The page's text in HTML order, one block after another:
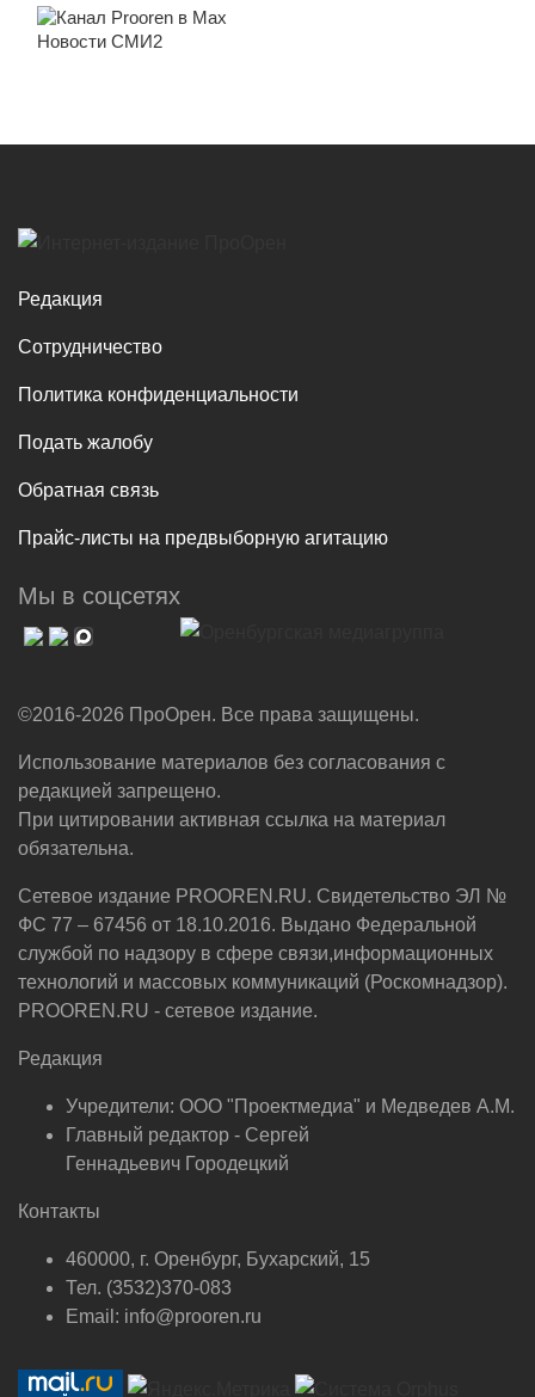
Новости СМИ2
Редакция
Сотрудничество
Политика конфиденциальности
Подать жалобу
Обратная связь
Прайс-листы на предвыборную агитацию
Мы в соцсетях
©2016-2026 ПроОрен. Все права защищены.
Использование материалов без согласования с
редакцией запрещено.
При цитировании активная ссылка на материал
обязательна.
Сетевое издание PROOREN.RU. Свидетельство ЭЛ №
ФС 77 – 67456 от 18.10.2016. Выдано Федеральной
службой по надзору в сфере связи,информационных
технологий и массовых коммуникаций (Роскомнадзор).
PROOREN.RU - сетевое издание.
Редакция
Учредители: ООО "Проектмедиа" и Медведев А.М.
Главный редактор - Сергей
Геннадьевич Городецкий
Контакты
460000, г. Оренбург, Бухарский, 15
Тел. (3532)370-083
Email: info@prooren.ru